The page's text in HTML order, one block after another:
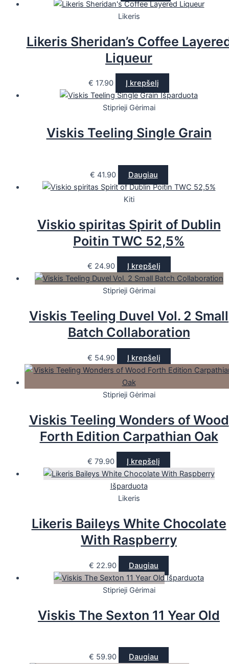
Likeris
Likeris Sheridan’s Coffee
Liqueur
€ 17.90
Į krepšelį
Išparduota
Stiprieji Gėrimai
Viskis Teeling Single Grain
€ 41.90 Daugiau
Kiti
Viskio spiritas Spirit of Dublin
Poitin TWC 52,5%
€ 24.90 Į krepšelį
Stiprieji Gėrimai
Viskis Teeling Duvel Vol. 2 Small
Batch Collaboration
€ 54.90 Į krepšelį
Stiprieji Gėrimai
Viskis Teeling Wonders of Wood
Forth Edition Carpathian Oak
€ 79.90 Į krepšelį
Išparduota
Likeris
Likeris Baileys White Chocolate
With Raspberry
€ 22.90
Daugiau
Išparduota
Stiprieji Gėrimai
Viskis The Sexton 11 Year Old
€ 59.90
Daugiau